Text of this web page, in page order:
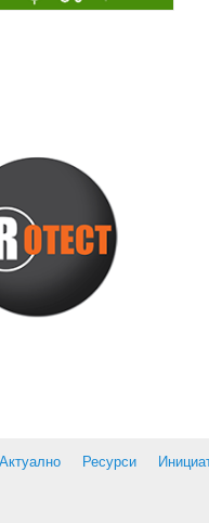
Актуално Ресурси